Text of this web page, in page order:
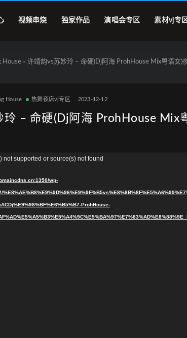
视频串烧 独家作品 演唱会专区 素材vj专区
House > 许靖韵vs苏妙玲 – 命硬(Dj阿海 ProhHouse Mix粤语女)
House 热舞夜店vj专区 2023-12-12
玲 – 命硬(Dj阿海 ProhHouse Mix
not supported or source(s) not found
wp-
ProhHouse-